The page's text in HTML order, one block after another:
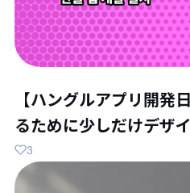
【ハングルアプリ開発
るために少しだけデザ
3